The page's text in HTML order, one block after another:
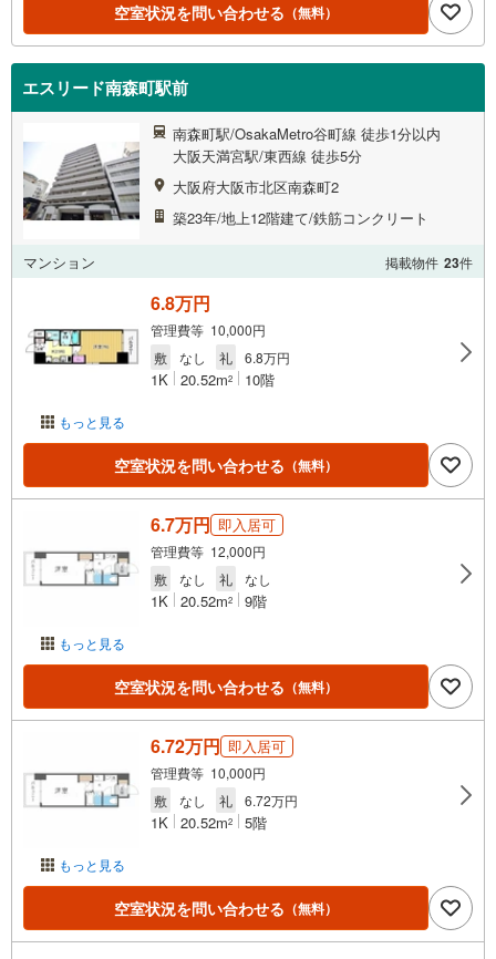
空室状況を問い合わせる （無料）
エスリード南森町駅前
南森町駅/OsakaMetro谷町線 徒歩1分以内
大阪天満宮駅/東西線 徒歩5分
大阪府大阪市北区南森町2
築23年/地上12階建て/鉄筋コンクリート
マンション 掲載物件 23件
もっと見る
6.8万円
管理費等 10,000円
敷
なし 礼 6.8万円
1K 20.52m2 10階
空室状況を問い合わせる （無料）
もっと見る
6.7万円 即入居可
管理費等 12,000円
敷
なし 礼 なし
1K 20.52m2 9階
空室状況を問い合わせる （無料）
もっと見る
6.72万円 即入居可
管理費等 10,000円
敷
なし 礼 6.72万円
1K 20.52m2 5階
空室状況を問い合わせる （無料）